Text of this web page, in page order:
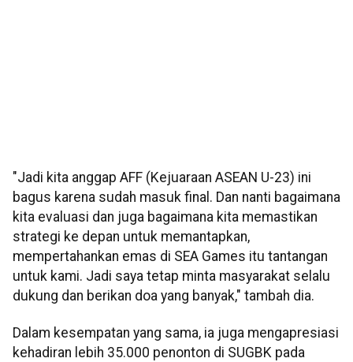
"Jadi kita anggap AFF (Kejuaraan ASEAN U-23) ini
bagus karena sudah masuk final. Dan nanti bagaimana
kita evaluasi dan juga bagaimana kita memastikan
strategi ke depan untuk memantapkan,
mempertahankan emas di SEA Games itu tantangan
untuk kami. Jadi saya tetap minta masyarakat selalu
dukung dan berikan doa yang banyak," tambah dia.
Dalam kesempatan yang sama, ia juga mengapresiasi
kehadiran lebih 35.000 penonton di SUGBK pada